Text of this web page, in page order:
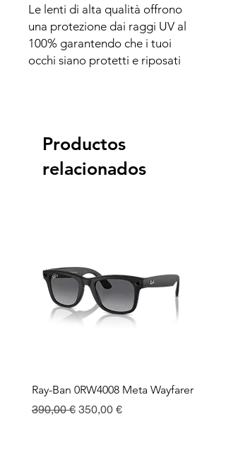
Le lenti di alta qualità offrono
una protezione dai raggi UV al
100% garantendo che i tuoi
occhi siano protetti e riposati
Productos
relacionados
Ray-Ban 0RW4008 Meta Wayfarer
Precio
390,00 € Precio de oferta
350,00 €